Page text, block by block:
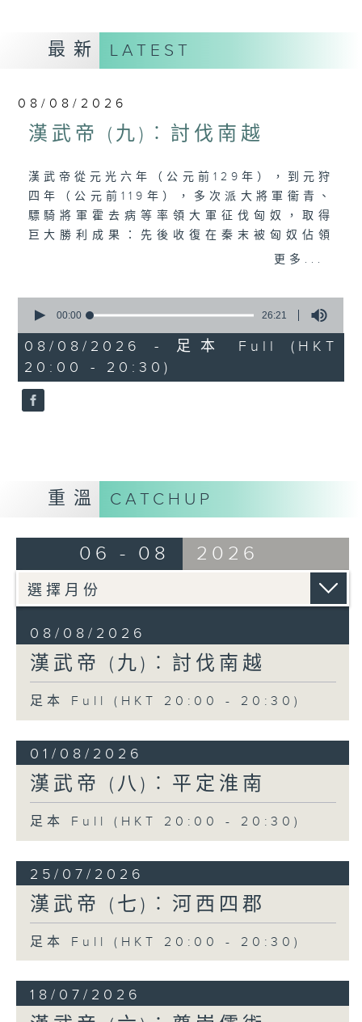
最新 LATEST
08/08/2026
漢武帝 (九)︰討伐南越
漢武帝從元光六年（公元前129年），到元狩
四年（公元前119年），多次派大將軍衞青、
驃騎將軍霍去病等率領大軍征伐匈奴，取得
巨大勝利成果：先後收復在秦末被匈奴佔領
的「河南地」（今內蒙古鄂爾多斯），並且
後設置酒泉、武威、張掖、敦煌四郡，打通
西域交通線，使漢朝國威大振，西域諸國王
侯、商人紛紛朝貢，開啓中西文化交流歷
史。
元狩四年，武帝派衛青、霍去病各率騎兵五
奴左賢王接戰，左賢王敗走，霍去病追至狼
居胥山，祭天而還（即所謂「封狼居
漢朝邊疆。西漢末學者揚雄曾經說：漢武帝
數十萬，使衛青、霍去病操兵，前後十餘
年，於是浮西河、絕大漠，破寘顏，襲王
於姑衍，以臨瀚海（戈壁沙漠），擄名王貴
人以百數，自是以後，匈奴震怖，益求和
親。然而未肯稱臣也。」漢武帝征伐匈奴，
取得階段性勝利。
然而漢朝周邊，仍然存在多個割據政權，實
力最強大的是東北方的朝鮮國，和南方的南
越國。朝鮮國位於今日鴨綠江流域至朝鮮半
島北部一帶，相傳是商朝末年，商王族箕子
所建立，一直延續至戰國後期。戰國時，燕
向遼東擴張，燕國人衛滿滅箕氏朝鮮，據地
稱王，由秦朝至漢初，衛氏朝鮮不肯臣服，
而且與匈奴呼應，並且阻止附近部族向漢朝
納貢。
殺漢使者為理由，出兵水陸並進，征伐朝
鮮。《史記·朝鮮列傳》記述：「天子募罪人
更多...
seconds
26
minutes,
21
seconds
00:00 26:21
08/08/2026 - 足本 Full (HKT
20:00 - 20:30)
重溫 CATCHUP
06 - 08 2026
08/08/2026
漢武帝 (九)︰討伐南越
足本 Full (HKT 20:00 - 20:30)
01/08/2026
漢武帝 (八)︰平定淮南
足本 Full (HKT 20:00 - 20:30)
25/07/2026
漢武帝 (七)︰河西四郡
足本 Full (HKT 20:00 - 20:30)
18/07/2026